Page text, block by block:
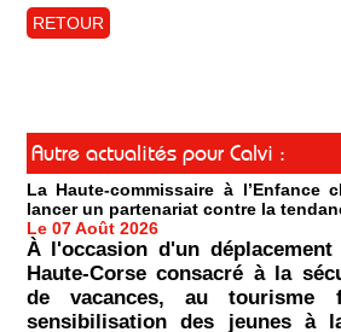
RETOUR
Autre actualités pour Calvi :
La Haute-commissaire à l’Enfance
lancer un partenariat contre la
Le 07 Août 2026
À l'occasion d'un
Haute-Corse consacré à la
de vacances, au
sensibilisation des jeunes à